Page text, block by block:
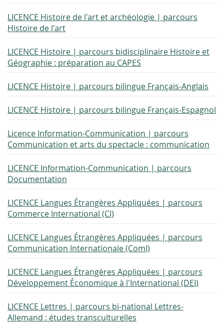
LICENCE Histoire de l'art et archéologie | parcours
Histoire de l'art
LICENCE Histoire | parcours bidisciplinaire Histoire et
Géographie : préparation au CAPES
LICENCE Histoire | parcours bilingue Français-Anglais
LICENCE Histoire | parcours bilingue Français-Espagnol
Licence Information-Communication | parcours
Communication et arts du spectacle : communication
LICENCE Information-Communication | parcours
Documentation
LICENCE Langues Étrangères Appliquées | parcours
Commerce International (CI)
LICENCE Langues Étrangères Appliquées | parcours
Communication Internationale (ComI)
LICENCE Langues Étrangères Appliquées | parcours
Développement Économique à l'International (DEI)
LICENCE Lettres | parcours bi-national Lettres-
Allemand : études transculturelles